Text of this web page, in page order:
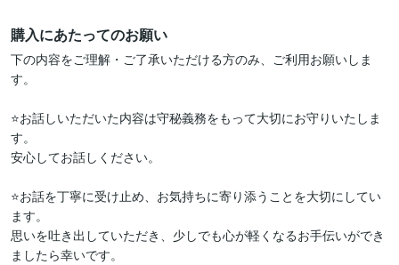
購入にあたってのお願い
下の内容をご理解・ご了承いただける方のみ、ご利用お願いしま
す。
⭐️お話しいただいた内容は守秘義務をもって大切にお守りいたしま
す。
安心してお話しください。
⭐お話を丁寧に受け止め、お気持ちに寄り添うことを大切にしてい
ます。
思いを吐き出していただき、少しでも心が軽くなるお手伝いができ
ましたら幸いです。